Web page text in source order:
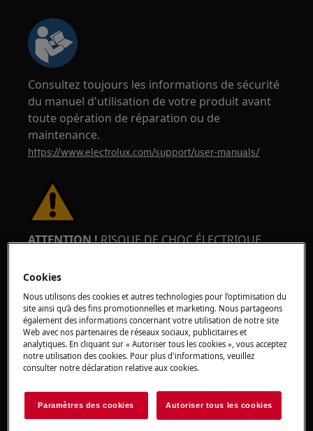
Consultez toujours les informations de sécurité
du manuel d'utilisation de votre produit avant
toute opération de réparation ou de
maintenance.
https://www.electrolux.com/support/user-manuals/
ATTENTION !RISQUE DE CHOC ÉLECTRIQUE
d'entretien, désactivez l'appareil et débranchez
la prise du secteur.
Cookies
Nous utilisons des cookies et autres technologies pour l’optimisation du
site ainsi qu’à des fins promotionnelles et marketing. Nous partageons
également des informations concernant votre utilisation de notre site
Web avec nos partenaires de réseaux sociaux, publicitaires et
analytiques. En cliquant sur « Autoriser tous les cookies », vous acceptez
notre utilisation des cookies. Pour plus d'informations, veuillez
consulter notre déclaration relative aux cookies.
Paramètres des cookies Autoriser tous les cookies